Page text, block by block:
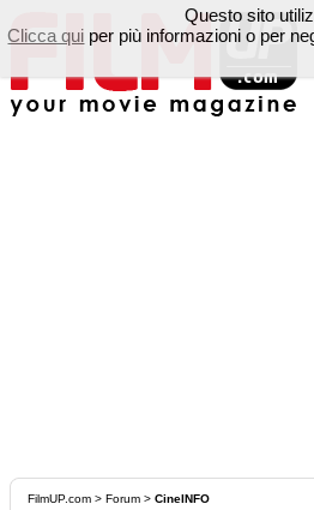
FilmUP.com > Forum > CineINFO
Questo sito
Clicca qui per più informazioni o per